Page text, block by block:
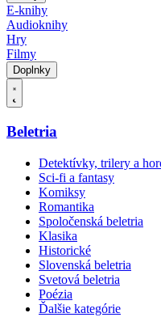
E-knihy
Audioknihy
Hry
Filmy
Doplnky
Beletria
Detektívky, trilery a
Sci-fi a fantasy
Komiksy
Romantika
Spoločenská beletria
Klasika
Historické
Slovenská beletria
Svetová beletria
Poézia
Ďalšie kategórie